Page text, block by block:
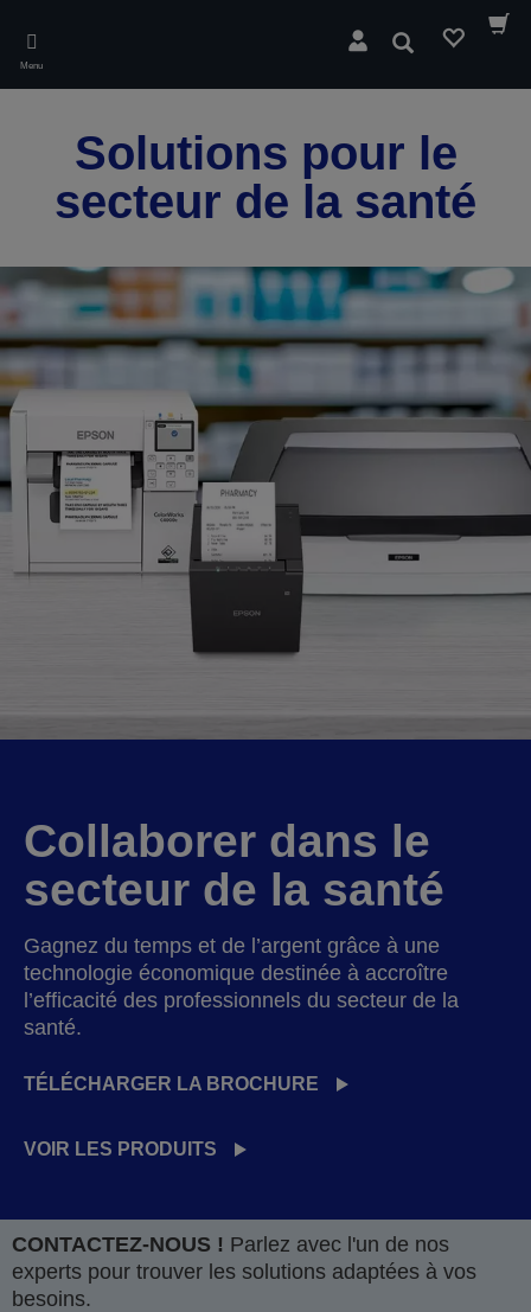
main
content
Menu
Rechercher
Solutions pour le
secteur de la santé
Collaborer dans le
secteur de la santé
Gagnez du temps et de l’argent grâce à une
technologie économique destinée à accroître
l’efficacité des professionnels du secteur de la
santé.
TÉLÉCHARGER LA BROCHURE
VOIR LES PRODUITS
CONTACTEZ-NOUS ! Parlez avec l'un de nos
experts pour trouver les solutions adaptées à vos
besoins.